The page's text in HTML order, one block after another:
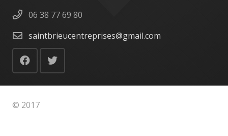
06 38 77 69 80
saintbrieucentreprises@gmail.com
© 2017